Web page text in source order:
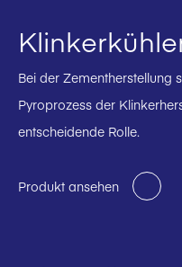
Bei der Zementherstellung
Pyroprozess der
entscheidende Rolle.
Produkt ansehen